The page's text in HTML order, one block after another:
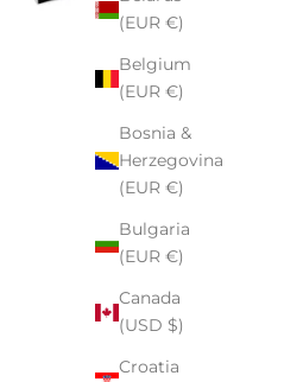
(EUR €)
Belgium
(EUR €)
Bosnia &
Herzegovina
(EUR €)
Bulgaria
(EUR €)
Canada
(USD $)
Croatia